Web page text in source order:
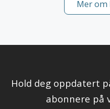
Mer om
Hold deg oppdatert
abonnere på